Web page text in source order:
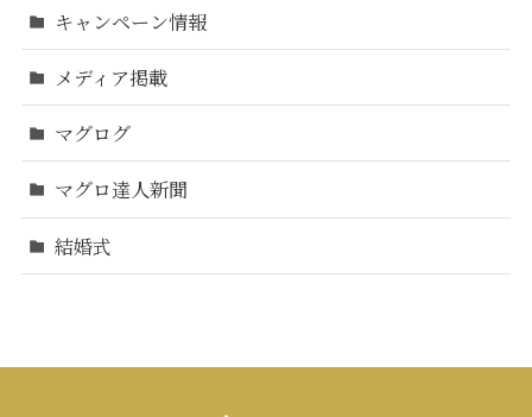
キャンペーン情報
メディア掲載
マグログ
マグロ達人新聞
結婚式